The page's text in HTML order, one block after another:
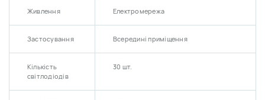
Живлення Електромережа
Застосування Всередині приміщення
Кількість
світлодіодів
30 шт.